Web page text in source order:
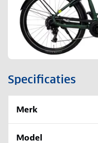
Specificaties
Merk
Model